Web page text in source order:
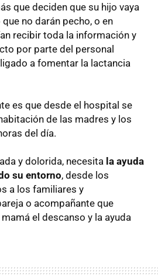
que deciden que su hijo vaya
no darán pecho, o en
recibir toda la información y
por parte del personal
a fomentar la lactancia
es que desde el hospital se
de las madres y los
del día.
y dolorida, necesita la ayuda
su entorno, desde los
a los familiares y
o acompañante que
el descanso y la ayuda